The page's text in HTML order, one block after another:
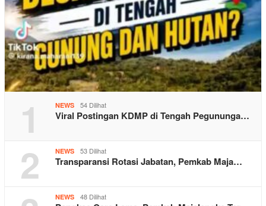
1 NEWS 54 Dilihat
Viral Postingan KDMP di Tengah Pegununga…
2 NEWS 53 Dilihat
Transparansi Rotasi Jabatan, Pemkab Maja…
NEWS 48 Dilihat